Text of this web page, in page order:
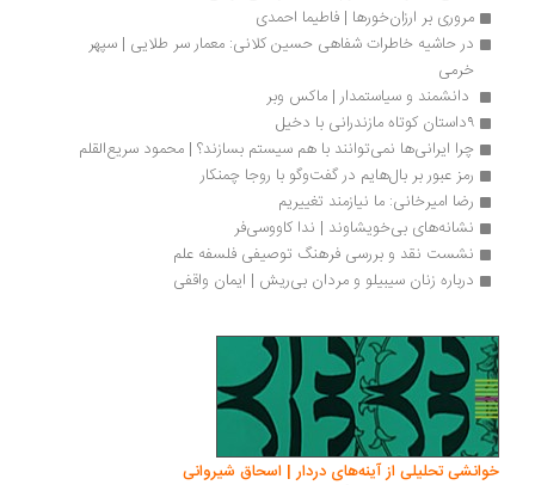
مروری بر ارزان‌خورها | فاطیما احمدی
خرمی
دانشمند و سیاستمدار | ماکس وبر
۹داستان کوتاه مازندرانی با دخیل
چرا ایرانی‌ها نمی‌توانند با هم سیستم بسازند؟ | محمود سریع‌القلم
رمز عبور بر بال‌هایم در گفت‌وگو با روجا چمنکار
رضا امیرخانی: ما نیازمند تغییریم
نشانه‌های بی‌خویشاوند | ندا کاووسی‌فر
نشست نقد و بررسی فرهنگ توصیفی فلسفه علم
درباره زنان سیبیلو و مردان بی‌ریش | ایمان واقفی
خوانشی تحلیلی از آینه‌های دردار | اسحاق شیروانی